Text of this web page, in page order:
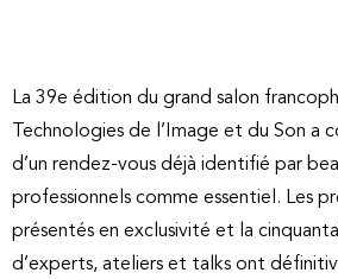
La 39e édition du grand salon
Technologies de l’Image et du Son a
d’un rendez-vous déjà identifié par
professionnels comme essentiel. Les
présentés en exclusivité et la
d’experts, ateliers et talks ont